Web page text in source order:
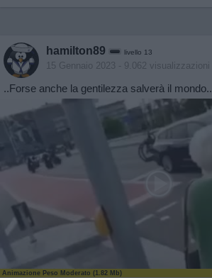
hamilton89 livello 13
15 Gennaio 2023 - 9.062 visualizzazioni
..Forse anche la gentilezza salverà il mondo..
Animazione Peso Moderato (1.82 Mb)